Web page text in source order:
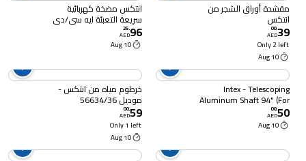
مقشدة أوراق الشجر من
انتكس
39
.
00
AED
Only 2 left
10 Aug
انتكس مضخة كهربائية
سريعة التعبئة ايه سي/دي
سي
96
.
25
AED
10 Aug
Intex - Telescoping
Aluminum Shaft 94" (For
28002)
50
.
00
AED
10 Aug
خرطوم مياه من انتكس -
موديل 56634/36
59
.
00
AED
Only 1 left
10 Aug